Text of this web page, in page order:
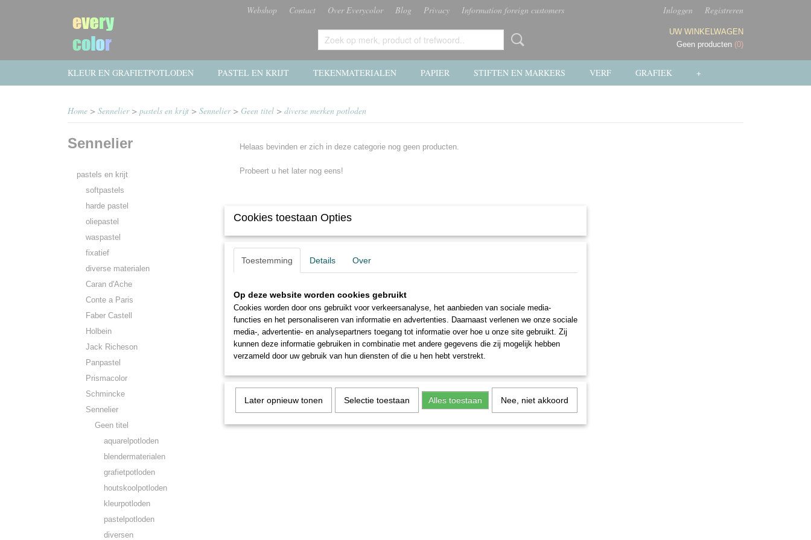
Webshop Contact Over Everycolor Blog Privacy Information foreign customers Inloggen Registreren
UW WINKELWAGEN
Geen producten (0)
KLEUR EN GRAFIETPOTLODEN PASTEL EN KRIJT TEKENMATERIALEN PAPIER STIFTEN EN MARKERS VERF GRAFIEK +
Home > Sennelier> pastels en krijt > Sennelier> Geen titel > diverse merken potloden
Sennelier
pastels en krijt
softpastels
harde pastel
oliepastel
waspastel
fixatief
diverse materialen
Caran d'Ache
Conte a Paris
Faber Castell
Holbein
Jack Richeson
Panpastel
Prismacolor
Schmincke
Sennelier
Geen titel
aquarelpotloden
blendermaterialen
grafietpotloden
houtskoolpotloden
kleurpotloden
pastelpotloden
diversen
Helaas bevinden er zich in deze categorie nog geen producten.
Probeert u het later nog eens!
Cookies toestaan Opties
Toestemming Details Over
Op deze website worden cookies gebruikt
Cookies worden door ons gebruikt voor verkeersanalyse, het aanbieden van sociale media-
functies en het personaliseren van informatie en advertenties. Daarnaast verlenen we onze sociale
media-, advertentie- en analysepartners toegang tot informatie over hoe u onze site gebruikt. Zij
kunnen deze informatie gebruiken in combinatie met andere gegevens die zij mogelijk hebben
verzameld door uw gebruik van hun diensten of die u hen hebt verstrekt.
Later opnieuw tonen Selectie toestaan Alles toestaan Nee, niet akkoord